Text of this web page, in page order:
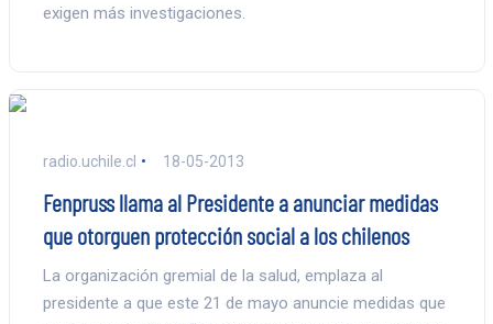
exigen más investigaciones.
radio.uchile.cl 18-05-2013
Fenpruss llama al Presidente a anunciar medidas
que otorguen protección social a los chilenos
La organización gremial de la salud, emplaza al
presidente a que este 21 de mayo anuncie medidas que